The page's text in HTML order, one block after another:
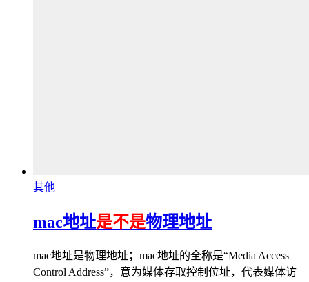
其他
mac地址是不是物理地址
mac地址是物理地址；mac地址的全称是“Media Access
Control Address”，意为媒体存取控制位址，代表媒体访